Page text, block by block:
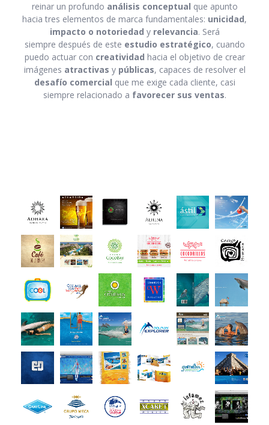
reinar un profundo análisis conceptual que apunto
hacia tres elementos de marca fundamentales: unicidad,
impacto o notoriedad y relevancia. Será
siempre después de este estudio estratégico, cuando
puedo actuar con creatividad hacia el objetivo de crear
imágenes atractivas y públicas, capaces de resolver el
desafío comercial que me exige cada cliente, casi
siempre relacionado a favorecer sus ventas.